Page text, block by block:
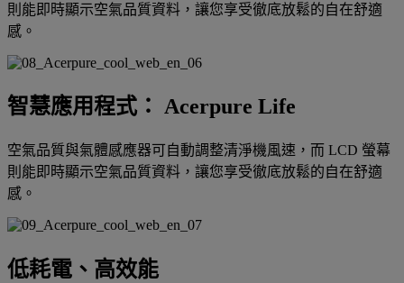
則能即時顯示空氣品質資料，讓您享受徹底放鬆的自在舒適
感。
智慧應用程式： Acerpure Life
空氣品質與氣體感應器可自動調整清淨機風速，而 LCD 螢幕
則能即時顯示空氣品質資料，讓您享受徹底放鬆的自在舒適
感。
低耗電、高效能